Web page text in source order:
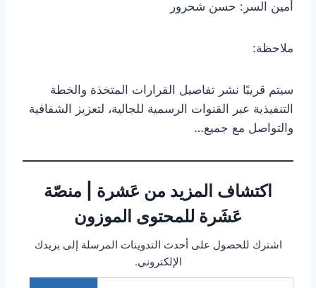
أمين السر: حسن شحرور
ملاحظة:
سيتم قريبًا نشر تفاصيل القرارات المتخذة والخطة
التنفيذية عبر القنوات الرسمية للجالية، لتعزيز الشفافية
والتواصل مع جميع…
اكتشاف المزيد من عَشرة | منصّة
عَشَرة للمحتوى الموزون
اشترك للحصول على أحدث التدوينات المرسلة إلى بريدك
الإلكتروني.